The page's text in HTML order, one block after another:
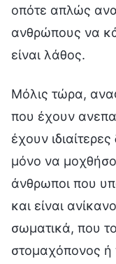
οπότε απλώς
ανθρώπους να
είναι λάθος.
Μόλις τώρα,
που έχουν
έχουν
μόνο να
άνθρωποι που
και είναι
σωματικά, που
στομαχόπονος ή